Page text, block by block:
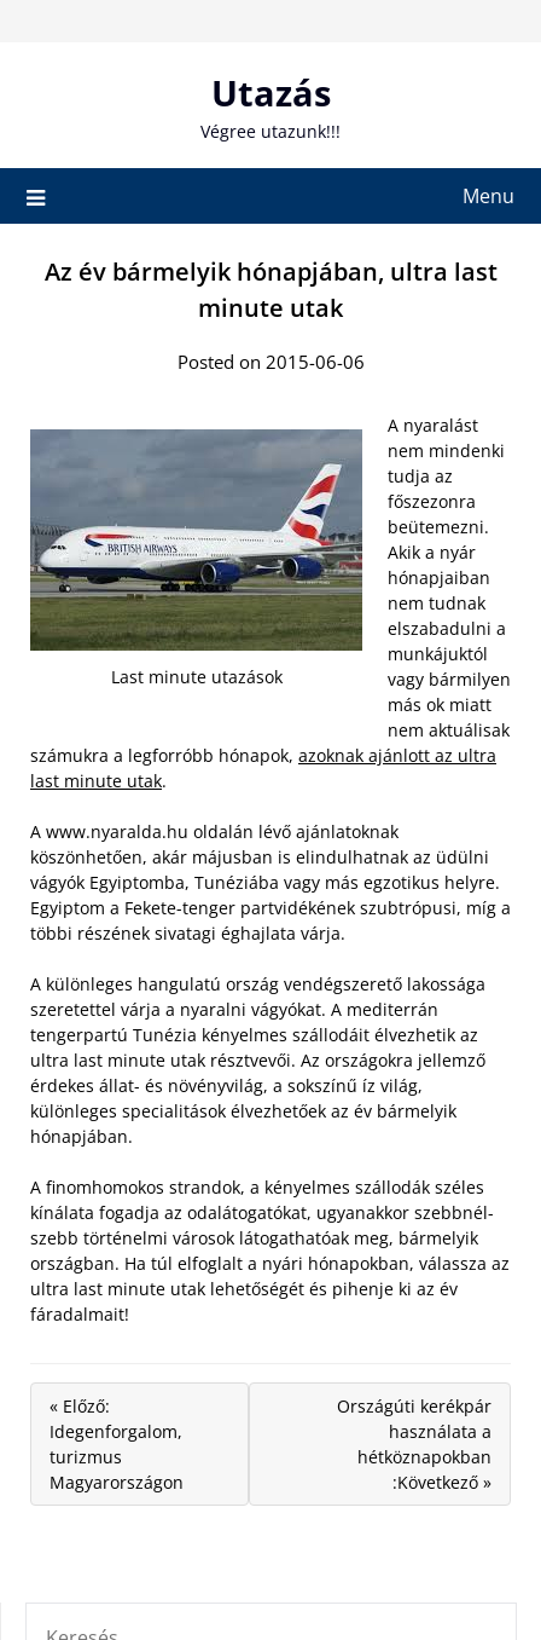
Utazás
Végree utazunk!!!
Menu
Az év bármelyik hónapjában, ultra last
minute utak
Posted on 2015-06-06
Last minute utazások
A nyaralást
nem mindenki
tudja az
főszezonra
beütemezni.
Akik a nyár
hónapjaiban
nem tudnak
elszabadulni a
munkájuktól
vagy bármilyen
más ok miatt
nem aktuálisak
számukra a legforróbb hónapok, azoknak ajánlott az ultra
last minute utak.
A www.nyaralda.hu oldalán lévő ajánlatoknak
köszönhetően, akár májusban is elindulhatnak az üdülni
vágyók Egyiptomba, Tunéziába vagy más egzotikus helyre.
Egyiptom a Fekete-tenger partvidékének szubtrópusi, míg a
többi részének sivatagi éghajlata várja.
A különleges hangulatú ország vendégszerető lakossága
szeretettel várja a nyaralni vágyókat. A mediterrán
tengerpartú Tunézia kényelmes szállodáit élvezhetik az
ultra last minute utak résztvevői. Az országokra jellemző
érdekes állat- és növényvilág, a sokszínű íz világ,
különleges specialitások élvezhetőek az év bármelyik
hónapjában.
A finomhomokos strandok, a kényelmes szállodák széles
kínálata fogadja az odalátogatókat, ugyanakkor szebbnél-
szebb történelmi városok látogathatóak meg, bármelyik
országban. Ha túl elfoglalt a nyári hónapokban, válassza az
ultra last minute utak lehetőségét és pihenje ki az év
fáradalmait!
« Előző:
Idegenforgalom,
turizmus
Magyarországon
Országúti kerékpár
használata a
hétköznapokban
:Következő »